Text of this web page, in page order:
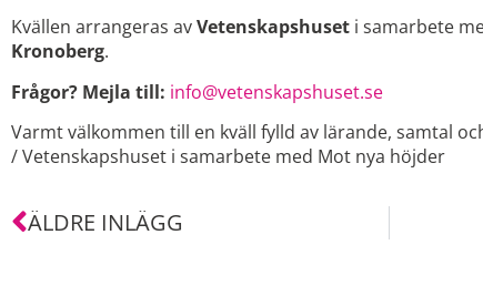
Kvällen arrangeras avVetenskapshuset i samarbete
Kronoberg.
Frågor? Mejla till: info@vetenskapshuset.se
Varmt välkommen till en kväll fylld av lärande, samtal
/ Vetenskapshuset i samarbete med Mot nya höjder
ÄLDRE INLÄGG